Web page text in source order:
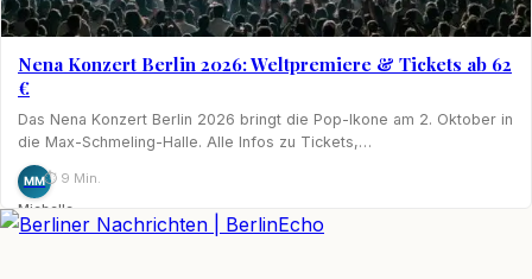
Nena Konzert Berlin 2026: Weltpremiere & Tickets ab 62
€
Das Nena Konzert Berlin 2026 bringt die Pop-Ikone am 2. Oktober in
die Max-Schmeling-Halle. Alle Infos zu Tickets,…
MM
Michelle
Möhring
⏱ 9 Min.